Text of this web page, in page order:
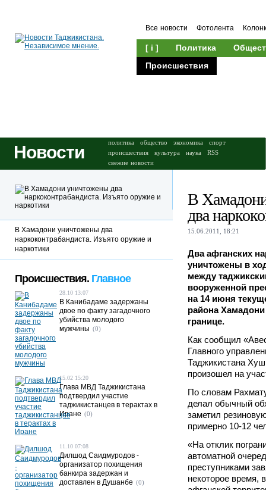
Все новости Фотолента
[ i ] Политика
Происшествия
Новости политика общество экономика
спорт
происшествия
культура наука
RSS
свежие новости
В
два
15.06.2011, 18:21
Два афганских
уничтожены в
между
вооруженной
на 14 июня
района
границе.
Как сообщил
Главного
Таджикистана
произошел на
По словам
делал обычный
заметил
примерно 10-12
«На отклик
автоматной
преступниками
некоторое время,
В Хамадони уничтожены два
наркоконтрабандиста. Изъято оружие и
наркотики
Происшествия. Главное
28.10 13:07
В Канибадаме задержаны
двое по факту загадочного
убийства молодого
мужчины (0)
15.02 15:20
Глава МВД Таджикистана
подтвердил участие
таджикистанцев в терактах в
Иране (0)
11.10 07:08
Дилшод Саидмуродов -
организатор похищения
банкира задержан и
доставлен в Душанбе (0)